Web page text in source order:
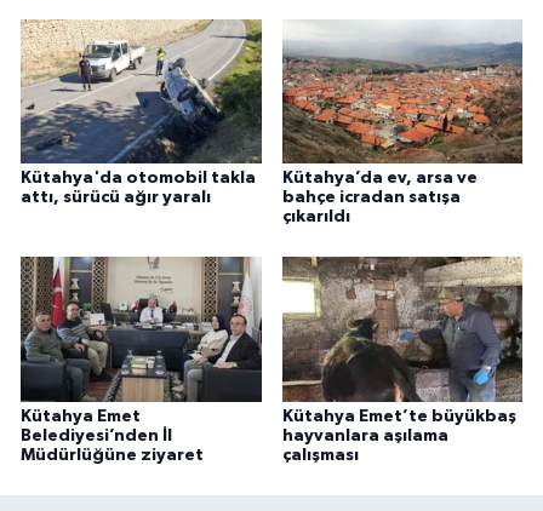
Kütahya'da otomobil takla
attı, sürücü ağır yaralı
Kütahya’da ev, arsa ve
bahçe icradan satışa
çıkarıldı
Kütahya Emet
Belediyesi’nden İl
Müdürlüğüne ziyaret
Kütahya Emet’te büyükbaş
hayvanlara aşılama
çalışması